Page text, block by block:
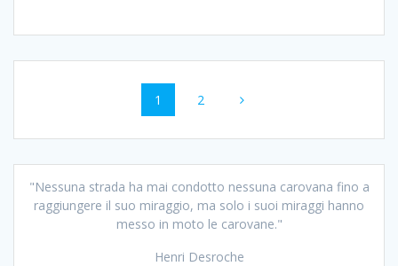
Navigazione
Pagina
1 Pagina
2
"Nessuna strada ha mai condotto nessuna carovana fino a
raggiungere il suo miraggio, ma solo i suoi miraggi hanno
messo in moto le carovane."
Henri Desroche